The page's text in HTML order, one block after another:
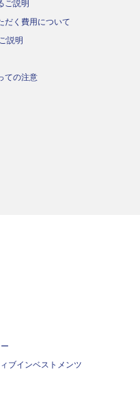
ご説明
だく費用について
説明
ての注意
ブインベストメンツ